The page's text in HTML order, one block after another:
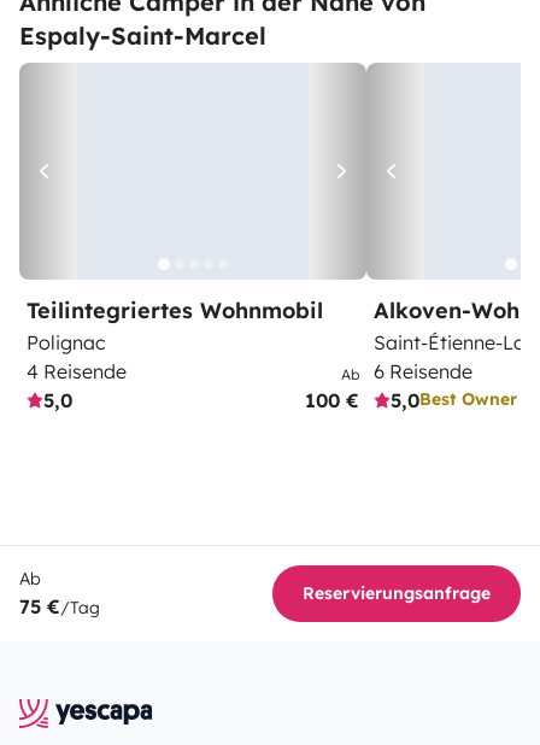
Espaly-Saint-Marcel
Teilintegriertes Wohnmobil
Polignac
4 Reisende
5,0
Ab
100 €
Alkoven-
Saint-Étienne-
6 Reisende
5,0Best Owner
Ab
75 €/Tag
Reservierungsanfrage